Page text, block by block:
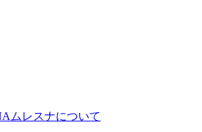
ムレスナについて